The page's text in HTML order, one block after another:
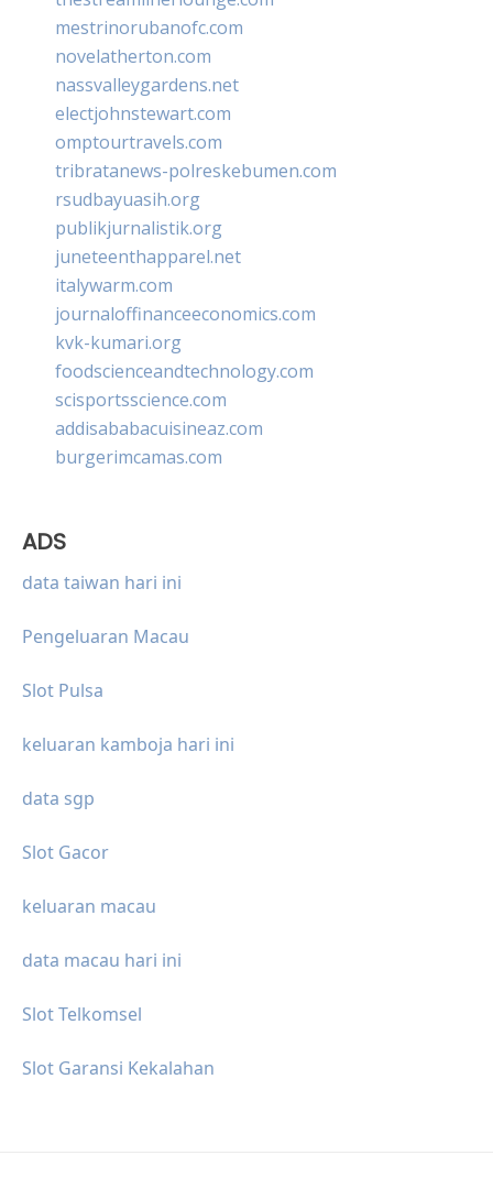
mestrinorubanofc.com
novelatherton.com
nassvalleygardens.net
electjohnstewart.com
omptourtravels.com
tribratanews-polreskebumen.com
rsudbayuasih.org
publikjurnalistik.org
juneteenthapparel.net
italywarm.com
journaloffinanceeconomics.com
kvk-kumari.org
foodscienceandtechnology.com
scisportsscience.com
addisababacuisineaz.com
burgerimcamas.com
ADS
data taiwan hari ini
Pengeluaran Macau
Slot Pulsa
keluaran kamboja hari ini
data sgp
Slot Gacor
keluaran macau
data macau hari ini
Slot Telkomsel
Slot Garansi Kekalahan